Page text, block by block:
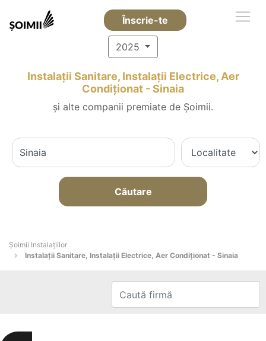
Înscrie-te
2025
Instalații Sanitare, Instalații Electrice, Aer
Condiționat - Sinaia
și alte companii premiate de Șoimii.
Căutare
Şoimii Instalaţiilor
Instalații Sanitare, Instalații Electrice, Aer Condiționat - Sinaia